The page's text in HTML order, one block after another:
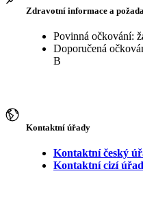
Zdravotní informace a
Povinná očkování:
Doporučená
B
Kontaktní úřady
Kontaktní český
Kontaktní cizí